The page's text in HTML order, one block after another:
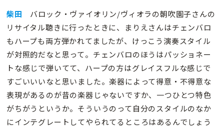
柴田 バロック・ヴァイオリン/ヴィオラの朝吹園子さんの
リサイタル聴きに行ったときに、まりえさんはチェンバロ
もハープも両方弾かれてましたが、けっこう演奏スタイル
が対照的だなと思って。チェンバロのほうはパッショネー
トな感じで弾いてて、ハープの方はグレイスフルな感じで
すごいいいなと思いました。楽器によって得意・不得意な
表現があるのが昔の楽器じゃないですか、一つひとつ特色
がちがうというか。そういうのって自分のスタイルのなか
にインテグレートしてやられてるところはあるんでしょう